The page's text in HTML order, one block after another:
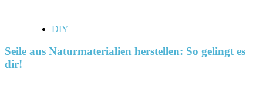
DIY
Seile aus Naturmaterialien herstellen: So gelingt es
dir!